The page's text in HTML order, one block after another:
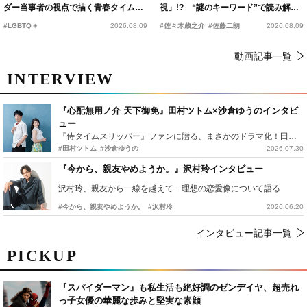
PICKUP
『スパイダーマン』も私生活も絶好調のゼンデイヤ、超売れ
っ子女優の華麗な歩みと堅実な素顔
ダー当事者の視点で描く青春タイムス
#LGBTQ＋ 2026.08.09
視」!? “謎のキーワード”で読み解く
『踊る大捜査線 N.E.W.』新メンバー
#佐々木蔵之介 #佐藤二朗 2026.08.09
動画記事一覧
INTERVIEW
『心配無用ノ介 天下御免』田村ツトム×沙倉ゆうのインタビ
ュー
『侍タイムスリッパー』ファンに贈る、まさかのドラマ化！田村ツトム×沙倉ゆうのが語る『心配無用ノ介』撮影秘話
#田村ツトム #沙倉ゆうの 2026.07.30
『今から、親友やめようか。』沢村玲インタビュー
沢村玲、親友から一線を越えて…理想の恋愛像について語る
#今から、親友やめようか。 #沢村玲 2026.06.20
インタビュー記事一覧